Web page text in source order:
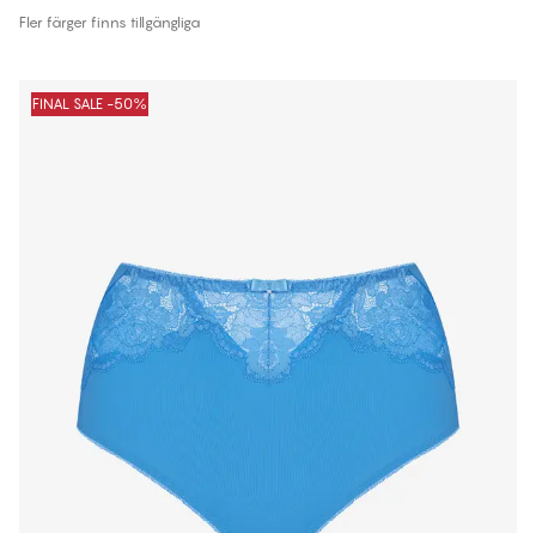
Fler färger finns tillgängliga
FINAL SALE -50%